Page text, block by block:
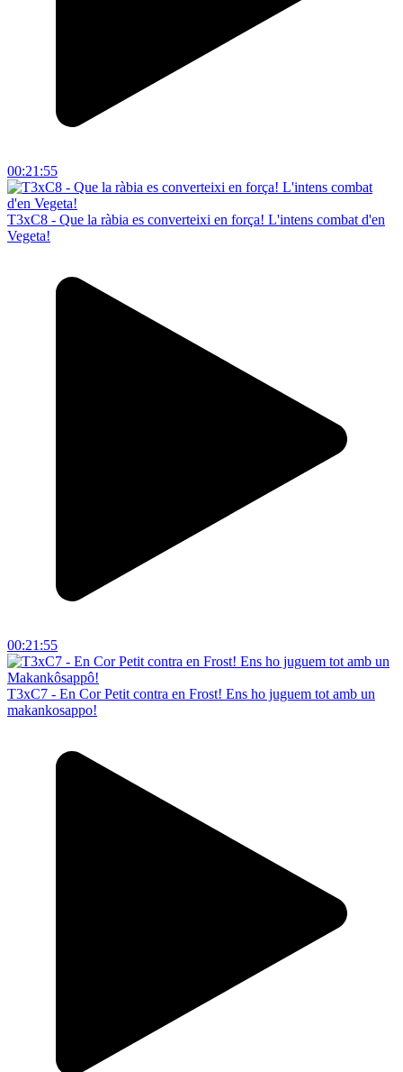
00:21:55
T3xC8 - Que la ràbia es converteixi en força! L'intens combat d'en
Vegeta!
00:21:55
T3xC7 - En Cor Petit contra en Frost! Ens ho juguem tot amb un
makankosappo!